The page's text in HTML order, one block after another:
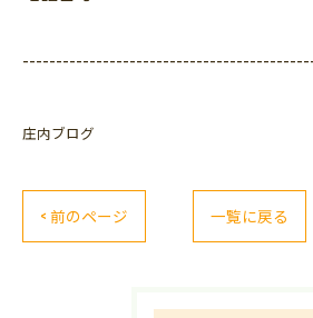
庄内ブログ
< 前のページ 一覧に戻る